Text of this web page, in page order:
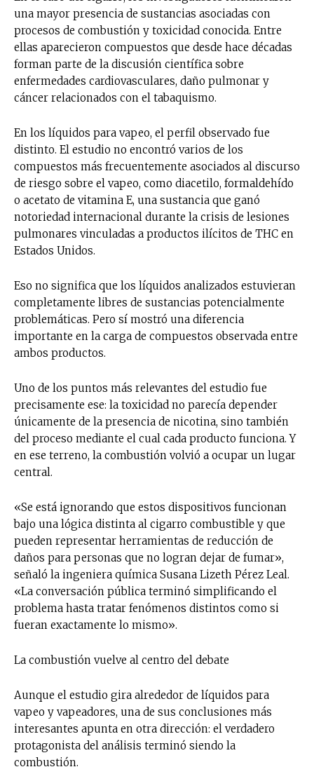
una mayor presencia de sustancias asociadas con
procesos de combustión y toxicidad conocida. Entre
ellas aparecieron compuestos que desde hace décadas
forman parte de la discusión científica sobre
enfermedades cardiovasculares, daño pulmonar y
cáncer relacionados con el tabaquismo.
En los líquidos para vapeo, el perfil observado fue
distinto. El estudio no encontró varios de los
compuestos más frecuentemente asociados al discurso
de riesgo sobre el vapeo, como diacetilo, formaldehído
o acetato de vitamina E, una sustancia que ganó
notoriedad internacional durante la crisis de lesiones
pulmonares vinculadas a productos ilícitos de THC en
Estados Unidos.
Eso no significa que los líquidos analizados estuvieran
completamente libres de sustancias potencialmente
problemáticas. Pero sí mostró una diferencia
importante en la carga de compuestos observada entre
ambos productos.
Uno de los puntos más relevantes del estudio fue
precisamente ese: la toxicidad no parecía depender
únicamente de la presencia de nicotina, sino también
del proceso mediante el cual cada producto funciona. Y
en ese terreno, la combustión volvió a ocupar un lugar
central.
«Se está ignorando que estos dispositivos funcionan
bajo una lógica distinta al cigarro combustible y que
pueden representar herramientas de reducción de
daños para personas que no logran dejar de fumar»,
señaló la ingeniera química Susana Lizeth Pérez Leal.
«La conversación pública terminó simplificando el
problema hasta tratar fenómenos distintos como si
fueran exactamente lo mismo».
La combustión vuelve al centro del debate
Aunque el estudio gira alrededor de líquidos para
vapeo y vapeadores, una de sus conclusiones más
interesantes apunta en otra dirección: el verdadero
protagonista del análisis terminó siendo la
combustión.